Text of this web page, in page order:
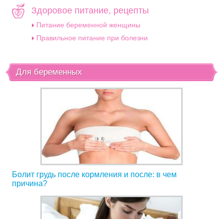
Здоровое питание, рецепты
Питание беременной женщины
Правильное питание при болезни
Для беременных
Болит грудь после кормления и после: в чем
причина?